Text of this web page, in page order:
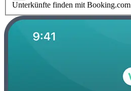
Unterkünfte finden mit Booking.com